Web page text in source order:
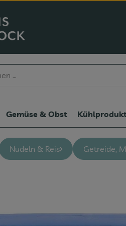
Gemüse & Obst
Nudeln & Reis Getreide,